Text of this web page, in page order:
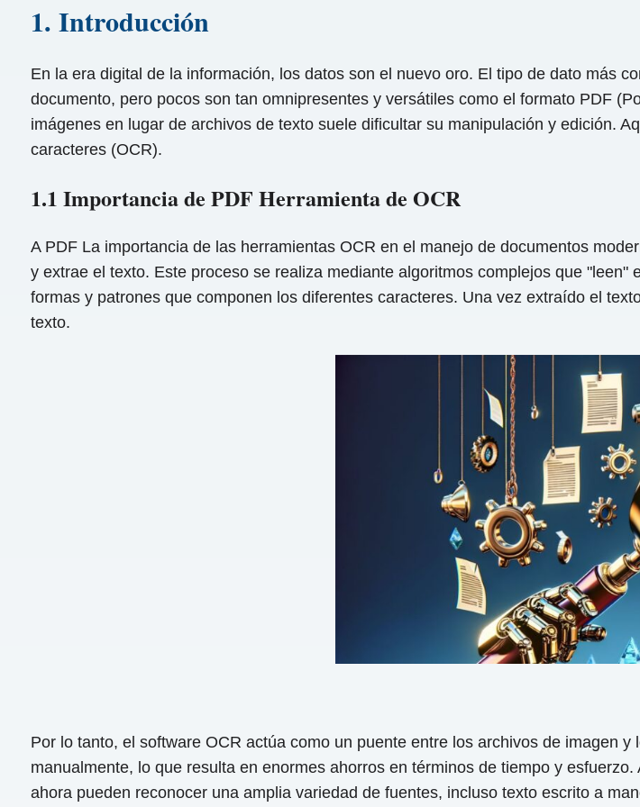
1. Introducción
En la era digital de la información, los datos son el nuevo oro. El tipo de dato más
documento, pero pocos son tan omnipresentes y versátiles como el formato PDF
imágenes en lugar de archivos de texto suele dificultar su manipulación y edición.
caracteres (OCR).
1.1 Importancia de PDF Herramienta de OCR
A PDF La importancia de las herramientas OCR en el manejo de documentos
y extrae el texto. Este proceso se realiza mediante algoritmos complejos que
formas y patrones que componen los diferentes caracteres. Una vez extraído el
texto.
Por lo tanto, el software OCR actúa como un puente entre los archivos de imagen
manualmente, lo que resulta en enormes ahorros en términos de tiempo y
ahora pueden reconocer una amplia variedad de fuentes, incluso texto escrito a